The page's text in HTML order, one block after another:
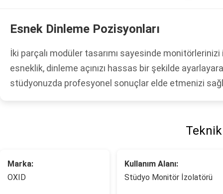
Esnek Dinleme Pozisyonları
İki parçalı modüler tasarımı sayesinde
esneklik, dinleme açınızı hassas bir şekilde
stüdyonuzda profesyonel sonuçlar elde etmenizi
Marka:
OXID
Kullanım Alanı:
Stüdyo Monitör İzolatörü